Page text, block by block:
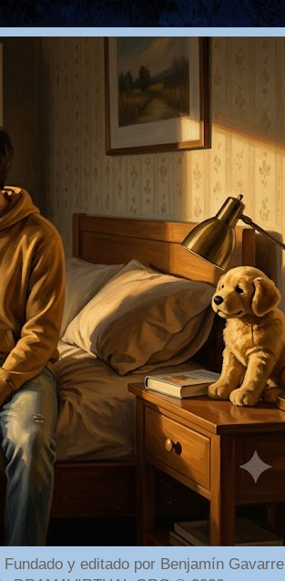
y editado por Benjamín Gavarre